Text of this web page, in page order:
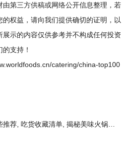
第三方供稿或网络公开信息整理，若
权益，请向我们提供确切的证明，以
示的内容仅供参考并不构成任何投资
支持！
catering/china-top100
吃货收藏清单, 揭秘美味火锅店的灵魂攻略